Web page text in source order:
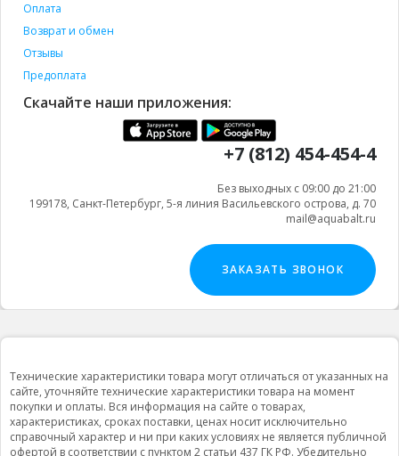
Оплата
Возврат и обмен
Отзывы
Предоплата
Скачайте наши приложения:
+7 (812) 454-454-4
Без выходных с 09:00 до 21:00
199178, Санкт-Петербург, 5-я линия Васильевского острова, д. 70
mail@aquabalt.ru
ЗАКАЗАТЬ ЗВОНОК
Технические характеристики товара могут отличаться от указанных на
сайте, уточняйте технические характеристики товара на момент
покупки и оплаты. Вся информация на сайте о товарах,
характеристиках, сроках поставки, ценах носит исключительно
справочный характер и ни при каких условиях не является публичной
офертой в соответствии с пунктом 2 статьи 437 ГК РФ. Убедительно